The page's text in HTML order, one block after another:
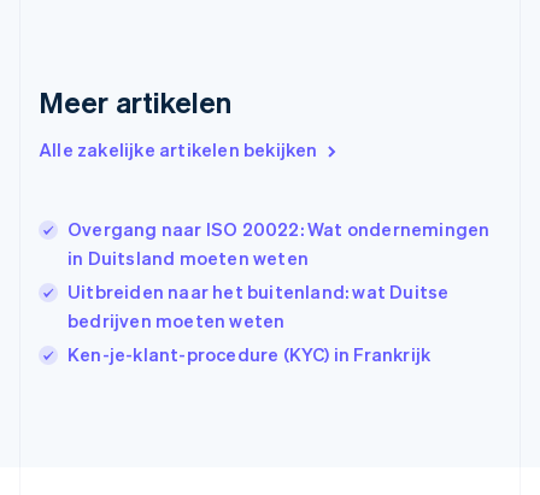
Meer artikelen
Alle zakelijke artikelen bekijken
Overgang naar ISO 20022: Wat ondernemingen
in Duitsland moeten weten
Uitbreiden naar het buitenland: wat Duitse
bedrijven moeten weten
Ken-je-klant-procedure (KYC) in Frankrijk
Hongarije
Hongkong SAR, China
English
English
Italië
ItalianoEnglish
日本語English